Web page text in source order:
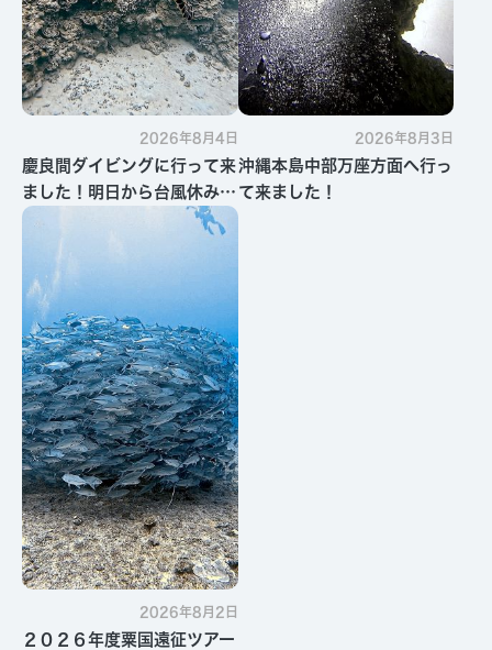
2026年8月4日
慶良間ダイビングに行って来
ました！明日から台風休みで
す・・・
2026年8月3日
沖縄本島中部万座方面へ行っ
て来ました！
2026年8月2日
２０２６年度粟国遠征ツアー